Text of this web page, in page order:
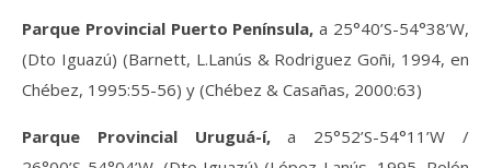
Parque Provincial Puerto Península, a 25°40’S-54°38’W,
(Dto Iguazú) (Barnett, L.Lanús & Rodriguez Goñi, 1994, en
Chébez, 1995:55-56) y (Chébez & Casañas, 2000:63)
Parque Provincial Uruguá-í,a 25°52’S-54°11’W /